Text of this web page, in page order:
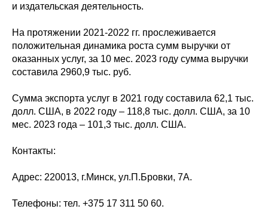
и издательская деятельность.
На протяжении 2021-2022 гг. прослеживается
положительная динамика роста сумм выручки от
оказанных услуг, за 10 мес. 2023 году сумма выручки
составила 2960,9 тыс. руб.
Сумма экспорта услуг в 2021 году составила 62,1 тыс.
долл. США, в 2022 году – 118,8 тыс. долл. США, за 10
мес. 2023 года – 101,3 тыс. долл. США.
Контакты:
Адрес: 220013, г.Минск, ул.П.Бровки, 7А.
Телефоны: тел. +375 17 311 50 60.